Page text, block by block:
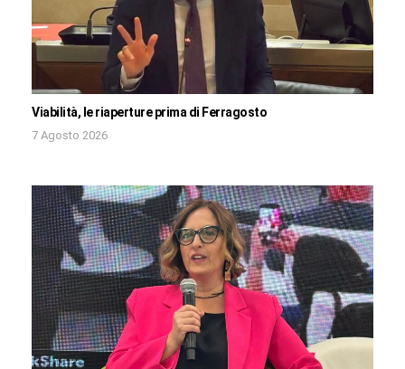
Viabilità, le riaperture prima di Ferragosto
7 Agosto 2026